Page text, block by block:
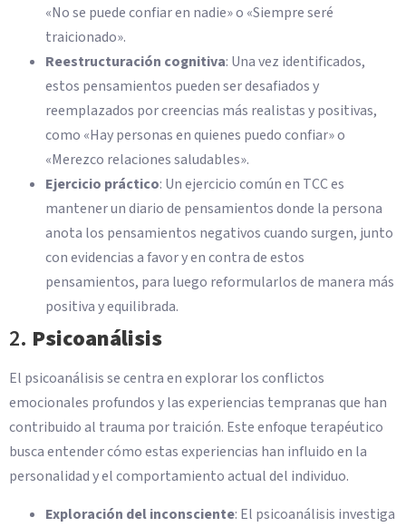
«No se puede confiar en nadie» o «Siempre seré
traicionado».
Reestructuración cognitiva: Una vez identificados,
estos pensamientos pueden ser desafiados y
reemplazados por creencias más realistas y positivas,
como «Hay personas en quienes puedo confiar» o
«Merezco relaciones saludables».
Ejercicio práctico: Un ejercicio común en TCC es
mantener un diario de pensamientos donde la persona
anota los pensamientos negativos cuando surgen, junto
con evidencias a favor y en contra de estos
pensamientos, para luego reformularlos de manera más
positiva y equilibrada.
2. Psicoanálisis
El psicoanálisis se centra en explorar los conflictos
emocionales profundos y las experiencias tempranas que han
contribuido al trauma por traición. Este enfoque terapéutico
busca entender cómo estas experiencias han influido en la
personalidad y el comportamiento actual del individuo.
Exploración del inconsciente: El psicoanálisis investiga